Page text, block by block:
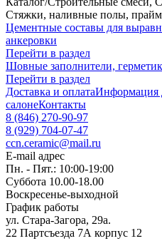
Стяжки, наливные полы,
Цементные составы для
анкеровки
Перейти в раздел
Шовные заполнители,
Перейти в раздел
Доставка и оплатаИнформация
салонеКонтакты
8 (846) 270-90-97
8 (929) 704-07-47
ccn.ceramic@mail.ru
E-mail адрес
Пн. - Пят.: 10:00-19:00
Суббота 10.00-18.00
Воскресенье-выходной
График работы
ул. Стара-Загора, 29а.
22 Партсъезда 7А корпус 12